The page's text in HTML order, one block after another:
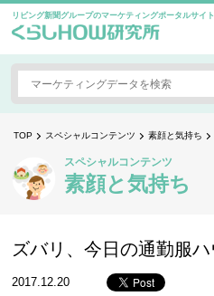
リビング新聞グループのマーケティングポータルサイト
TOP スペシャルコンテンツ 素顔と気持ち
スペシャルコンテンツ
素顔と気持ち
ズバリ、今日の通勤服ハ
2017.12.20